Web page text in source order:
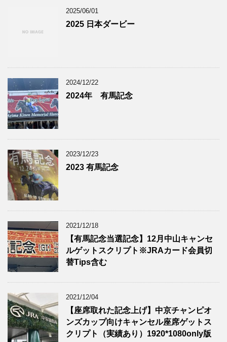
2025/06/01
2025 日本ダービー
2024/12/22
2024年 有馬記念
2023/12/23
2023 有馬記念
2021/12/18
【有馬記念当選記念】12月中山キャンセ
ルゲットスクリプト※JRAカード会員切
替Tips含む
2021/12/04
【座席取れた記念上げ】中京チャンピオ
ンズカップ向けキャンセル座席ゲットス
クリプト（実績あり）1920*1080only版